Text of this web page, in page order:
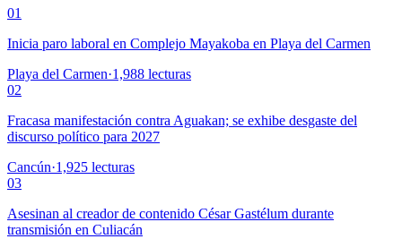
01
Inicia paro laboral en Complejo Mayakoba en Playa del Carmen
Playa del Carmen·1,988 lecturas
02
Fracasa manifestación contra Aguakan; se exhibe desgaste del
discurso político para 2027
Cancún·1,925 lecturas
03
Asesinan al creador de contenido César Gastélum durante
transmisión en Culiacán